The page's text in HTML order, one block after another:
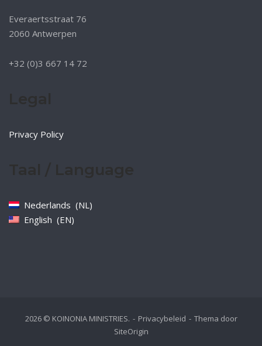
Everaertsstraat 76
2060 Antwerpen
+32 (0)3 667 14 72
Privacy Policy
Nederlands
NL
English
EN
2026 © KOINONIA MINISTRIES. Privacybeleid
Thema door
SiteOrigin